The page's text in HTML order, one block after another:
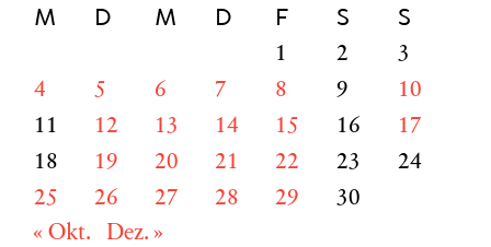
M D M D F S S
1 2
3
4
5 6 7 8 9
10
11
12 13 14 15 16
17
18
19 20 21 22 23
24
25
26 27 28 29
30
« Okt.
Dez. »